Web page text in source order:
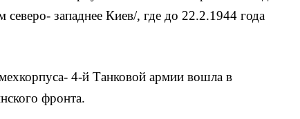
западнее Киев/, где до 22.2.1944 года
4-й Танковой армии вошла в
фронта.